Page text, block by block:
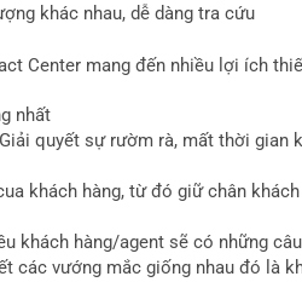
khác nhau, dễ dàng tra cứu
Center mang đến nhiều lợi ích
nhất
quyết sự rườm rà, mất thời gian
khách hàng, từ đó giữ chân
khách hàng/agent sẽ có những
các vướng mắc giống nhau đó là